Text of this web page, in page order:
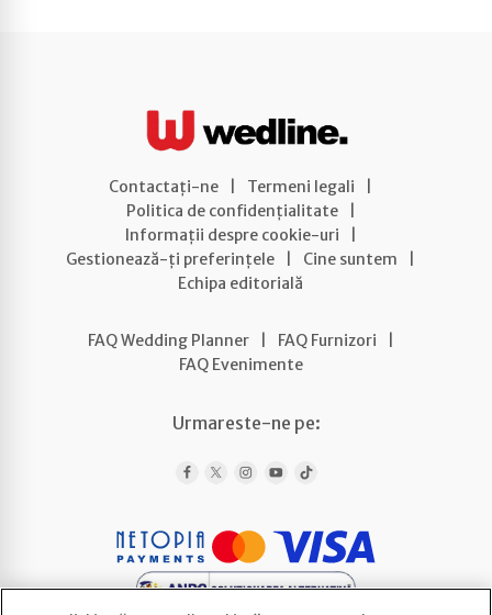
Contactați-ne Termeni legali
Politica de confidențialitate
Informații despre cookie-uri
Gestionează-ți preferințele
Cine suntem
Echipa editorială
FAQ Wedding Planner FAQ Furnizori
FAQ Evenimente
Urmareste-ne pe: